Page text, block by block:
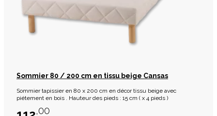
Sommier 80 / 200 cm en tissu beige Cansas
Sommier tapissier en 80 x 200 cm en décor tissu beige avec
piétement en bois . Hauteur des pieds : 15 cm ( x 4 pieds )
,00